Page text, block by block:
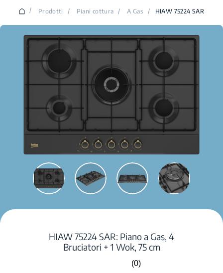
/ Prodotti / Piani cottura / A Gas / HIAW 75224 SAR
HIAW 75224 SAR: Piano a Gas, 4
Bruciatori + 1 Wok, 75 cm
Nessuna
(0)